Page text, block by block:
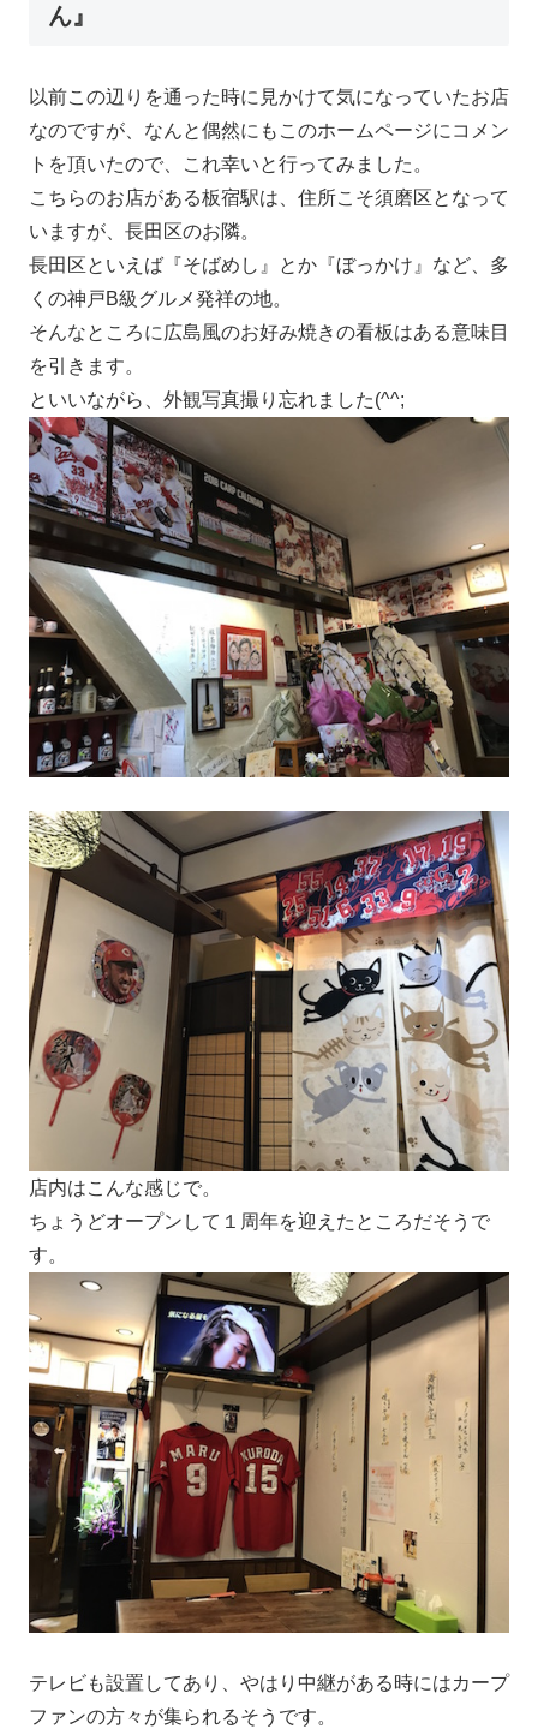
ん』
以前この辺りを通った時に見かけて気になっていたお店
なのですが、なんと偶然にもこのホームページにコメン
トを頂いたので、これ幸いと行ってみました。
こちらのお店がある板宿駅は、住所こそ須磨区となって
いますが、長田区のお隣。
長田区といえば『そばめし』とか『ぼっかけ』など、多
くの神戸B級グルメ発祥の地。
そんなところに広島風のお好み焼きの看板はある意味目
を引きます。
といいながら、外観写真撮り忘れました(^^;
店内はこんな感じで。
ちょうどオープンして１周年を迎えたところだそうで
す。
テレビも設置してあり、やはり中継がある時にはカープ
ファンの方々が集られるそうです。